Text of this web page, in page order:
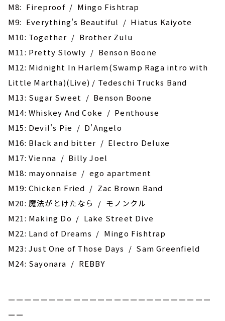
M8: ‎Fireproof / Mingo Fishtrap
M9: Everything's Beautiful / Hiatus Kaiyote
M10: Together / Brother Zulu
M11: Pretty Slowly / Benson Boone
M12: Midnight In Harlem(Swamp Raga intro with
Little Martha)(Live) / Tedeschi Trucks Band
M13: Sugar Sweet / Benson Boone
M14: Whiskey And Coke / Penthouse
M15: Devil's Pie / D'Angelo
M16: Black and bitter / Electro Deluxe
M17: Vienna / Billy Joel
M18: ‎mayonnaise / ego apartment
M19: Chicken Fried / Zac Brown Band
M20: 魔法がとけたなら / モノンクル
M21: Making Do / Lake Street Dive
M22: Land of Dreams / Mingo Fishtrap
M23: Just One of Those Days / Sam Greenfield
M24: ‎Sayonara / REBBY
ーーーーーーーーーーーーーーーーーーーーーーーーー
ーー